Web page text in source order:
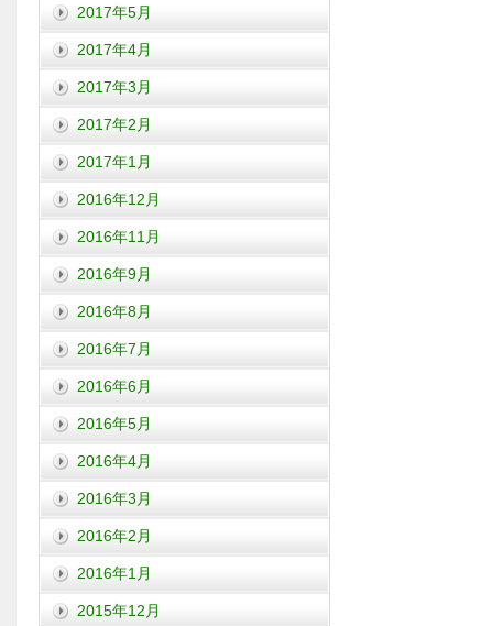
2017年5月
2017年4月
2017年3月
2017年2月
2017年1月
2016年12月
2016年11月
2016年9月
2016年8月
2016年7月
2016年6月
2016年5月
2016年4月
2016年3月
2016年2月
2016年1月
2015年12月